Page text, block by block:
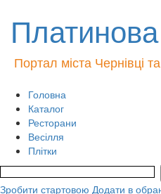
Портал міста Чернівці
Головна
Каталог
Ресторани
Весілля
Плітки
Зробити стартовою Додати в